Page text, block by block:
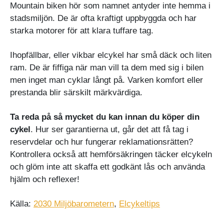
Mountain biken hör som namnet antyder inte hemma i
stadsmiljön. De är ofta kraftigt uppbyggda och har
starka motorer för att klara tuffare tag.
Ihopfällbar, eller vikbar elcykel har små däck och liten
ram. De är fiffiga när man vill ta dem med sig i bilen
men inget man cyklar långt på. Varken komfort eller
prestanda blir särskilt märkvärdiga.
Ta reda på så mycket du kan innan du köper din
cykel. Hur ser garantierna ut, går det att få tag i
reservdelar och hur fungerar reklamationsrätten?
Kontrollera också att hemförsäkringen täcker elcykeln
och glöm inte att skaffa ett godkänt lås och använda
hjälm och reflexer!
Källa: 2030 Miljöbarometern, Elcykeltips